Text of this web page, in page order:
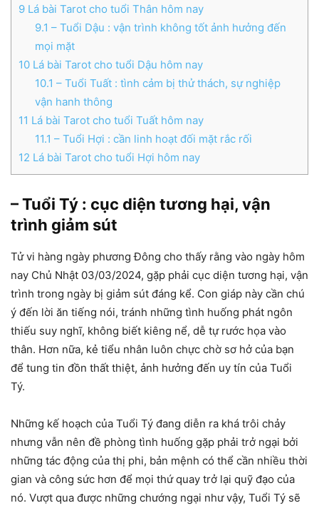
9 Lá bài Tarot cho tuổi Thân hôm nay
9.1 – Tuổi Dậu : vận trình không tốt ảnh hưởng đến
mọi mặt
10 Lá bài Tarot cho tuổi Dậu hôm nay
10.1 – Tuổi Tuất : tình cảm bị thử thách, sự nghiệp
vận hanh thông
11 Lá bài Tarot cho tuổi Tuất hôm nay
11.1 – Tuổi Hợi : cần linh hoạt đối mặt rắc rối
12 Lá bài Tarot cho tuổi Hợi hôm nay
– Tuổi Tý : cục diện tương hại, vận
trình giảm sút
Tử vi hàng ngày phương Đông cho thấy rằng vào ngày hôm
nay Chủ Nhật 03/03/2024, gặp phải cục diện tương hại, vận
trình trong ngày bị giảm sút đáng kể. Con giáp này cần chú
ý đến lời ăn tiếng nói, tránh những tình huống phát ngôn
thiếu suy nghĩ, không biết kiêng nể, dễ tự rước họa vào
thân. Hơn nữa, kẻ tiểu nhân luôn chực chờ sơ hở của bạn
để tung tin đồn thất thiệt, ảnh hưởng đến uy tín của Tuổi
Tý.
Những kế hoạch của Tuổi Tý đang diễn ra khá trôi chảy
nhưng vẫn nên đề phòng tình huống gặp phải trở ngại bởi
những tác động của thị phi, bản mệnh có thể cần nhiều thời
gian và công sức hơn để mọi thứ quay trở lại quỹ đạo của
nó. Vượt qua được những chướng ngại như vậy, Tuổi Tý sẽ